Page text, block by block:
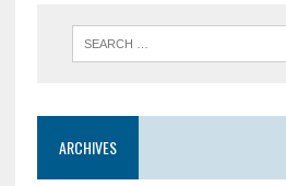
ARCHIVES